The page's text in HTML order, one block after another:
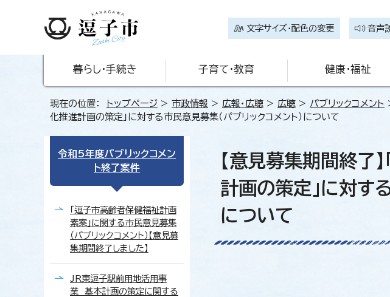
文字サイズ・配色の変更 音声
暮らし・手続き 子育て・教育 健康・福祉
現在の位置： トップページ > 市政情報 > 広報・広聴 > 広聴 > パブリックコメント
化推進計画の策定」に対する市民意見募集（パブリックコメント）について
【意見募集期間終了
計画の策定」に対す
について
令和5年度パブリックコメン
ト終了案件
「逗子市高齢者保健福祉計画
素案」に関する市民意見募集
（パブリックコメント）【意見募
集期間終了しました】
JR東逗子駅前用地活用事
業 基本計画の策定に関する